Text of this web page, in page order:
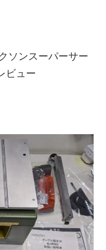
ソンスーパーサー
ビュー